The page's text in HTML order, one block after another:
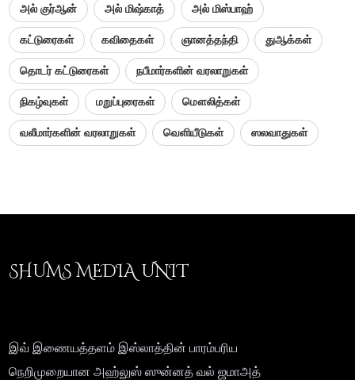
அல் குர்ஆன் அல் மிஷ்காத் அல் மிஸ்பாஹ்
கட்டுரைகள் கவிதைகள் ஞானத்தந்தி துஆக்கள்
தொடர் கட்டுரைகள் நபீமார்களின் வரலாறுகள்
நிகழ்வுகள் மறுப்புரைகள் மௌலித்கள்
வலீமார்களின் வரலாறுகள் வெளியீடுகள் ஸலவாதுகள்
SHUMS MEDIA UNIT
இவ் இணையத்தளம் இஸ்லாத்தின் பாரம்பரிய
நெறிமுறையான அஹ்லுஸ் ஸுன்னத் வல் ஜமாஅத்